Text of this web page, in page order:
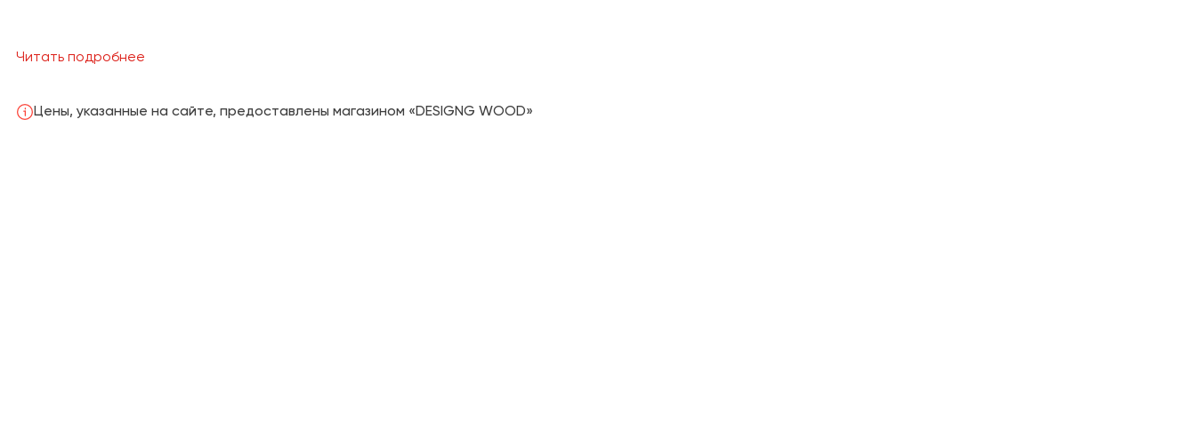
каждого Заказчика показала, что нет ничего невозможного: например,
самые высокие требования. Выполнить такие задачи позволяет
Читать подробнее
Цены, указанные на сайте, предоставлены магазином «DESIGNG WOOD»